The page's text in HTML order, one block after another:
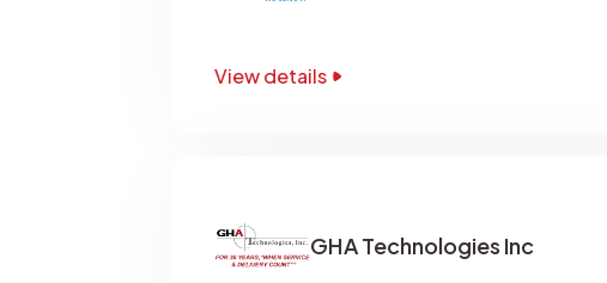
View details
GHA Technologies Inc